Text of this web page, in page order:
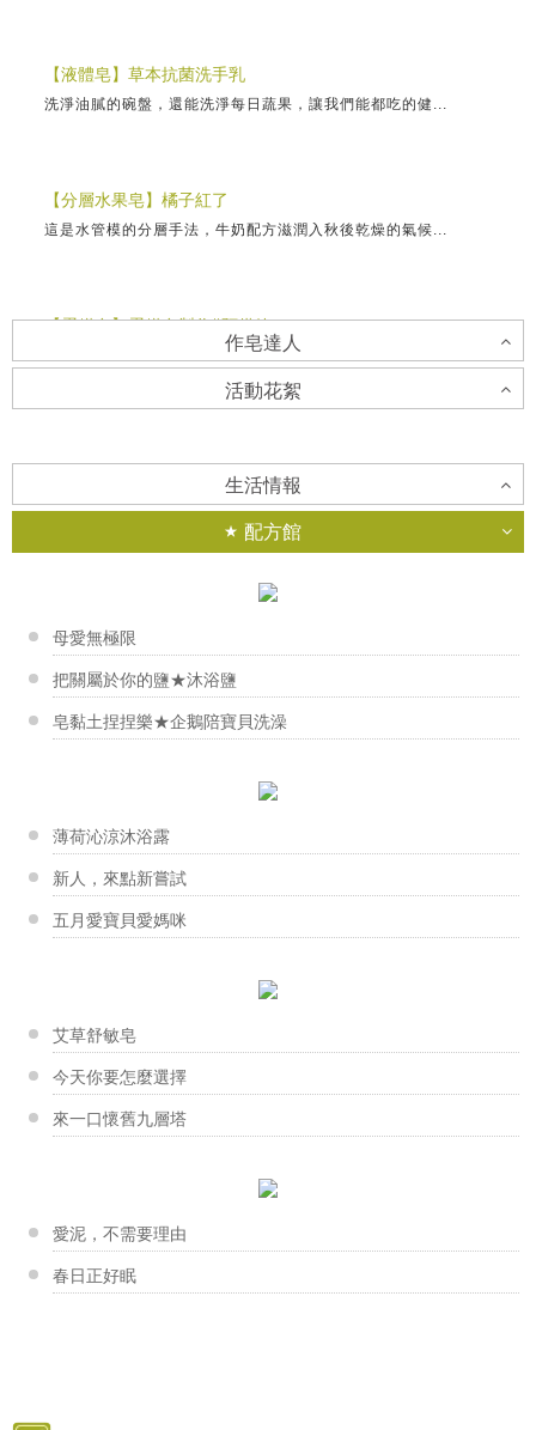
【液體皂】草本抗菌洗手乳
洗淨油膩的碗盤，還能洗淨每日蔬果，讓我們能都吃的健...
【分層水果皂】橘子紅了
這是水管模的分層手法，牛奶配方滋潤入秋後乾燥的氣候...
【蛋糕皂】蛋糕皂製作∥預備篇
蛋糕皂美美的外衣下，隱藏著最重要的蛋糕皂體。蛋糕皂...
用現有的材料製作自己喜歡的矽膠模，方便實惠又有趣！...
製作分層皂的方式很簡單，不僅步驟操作容易，在視覺上...
【液體皂】亮皙淨膚洗顏慕斯
玫瑰果油幫助淡疤以及改善皮膚色素沈澱，與甜杏仁油添...
【點心皂】馬卡龍甜心
純手工作出各擁不同細節的馬卡龍，每一次製作都放入不...
作皂達人
劉柏青老師
製作手工皂的過程充滿驚喜與期待，希望每個人都能享受...
劉娟娟老師
「推廣手工皂」是張老師畢生的使命，張老師深深地期盼...
林采君老師
葉惠美老師
滿懷實驗精神的惠美老師，很喜歡蒐集周邊可以入皂的東...
活動花絮
香草工房台南店-蘭花杯子蛋糕皂DIY
假日親子做皂去~ 永康社大在保生宮的蘭花杯子蛋糕...
香草工房台南店-藝術香氛蠟片
對於花，大家都有屬於自己的一套美感，創造出各有千秋...
香草工房台南店-杯子蛋糕皂課程
香草工房淡水店-擠花皂課程
夏日微風擠花皂課程作品～ 志玲的手佷巧，擠花...
香草工房桃園店-我愛媽咪溫馨手作
感謝西湖鄉婦女會 傅美珍理事長的邀請~ 口紅盤與...
香草工房台南店-韓式擠花課程
生活情報
新手大哉問-你不能不知道的幾件...
寒流來襲！改善手腳冰冷，驅寒有...
冬季皮膚乾癢怎麼辦？ 輕鬆跟冬...
生活一成不變嗎？8個把每一天都...
初秋跟你一起學按摩
新手大哉問-你不能不知道的幾件...
配方館
母愛無極限
把關屬於你的鹽★沐浴鹽
皂黏土捏捏樂★企鵝陪寶貝洗澡
薄荷沁涼沐浴露
新人，來點新嘗試
五月愛寶貝愛媽咪
艾草舒敏皂
今天你要怎麼選擇
來一口懷舊九層塔
愛泥，不需要理由
春日正好眠